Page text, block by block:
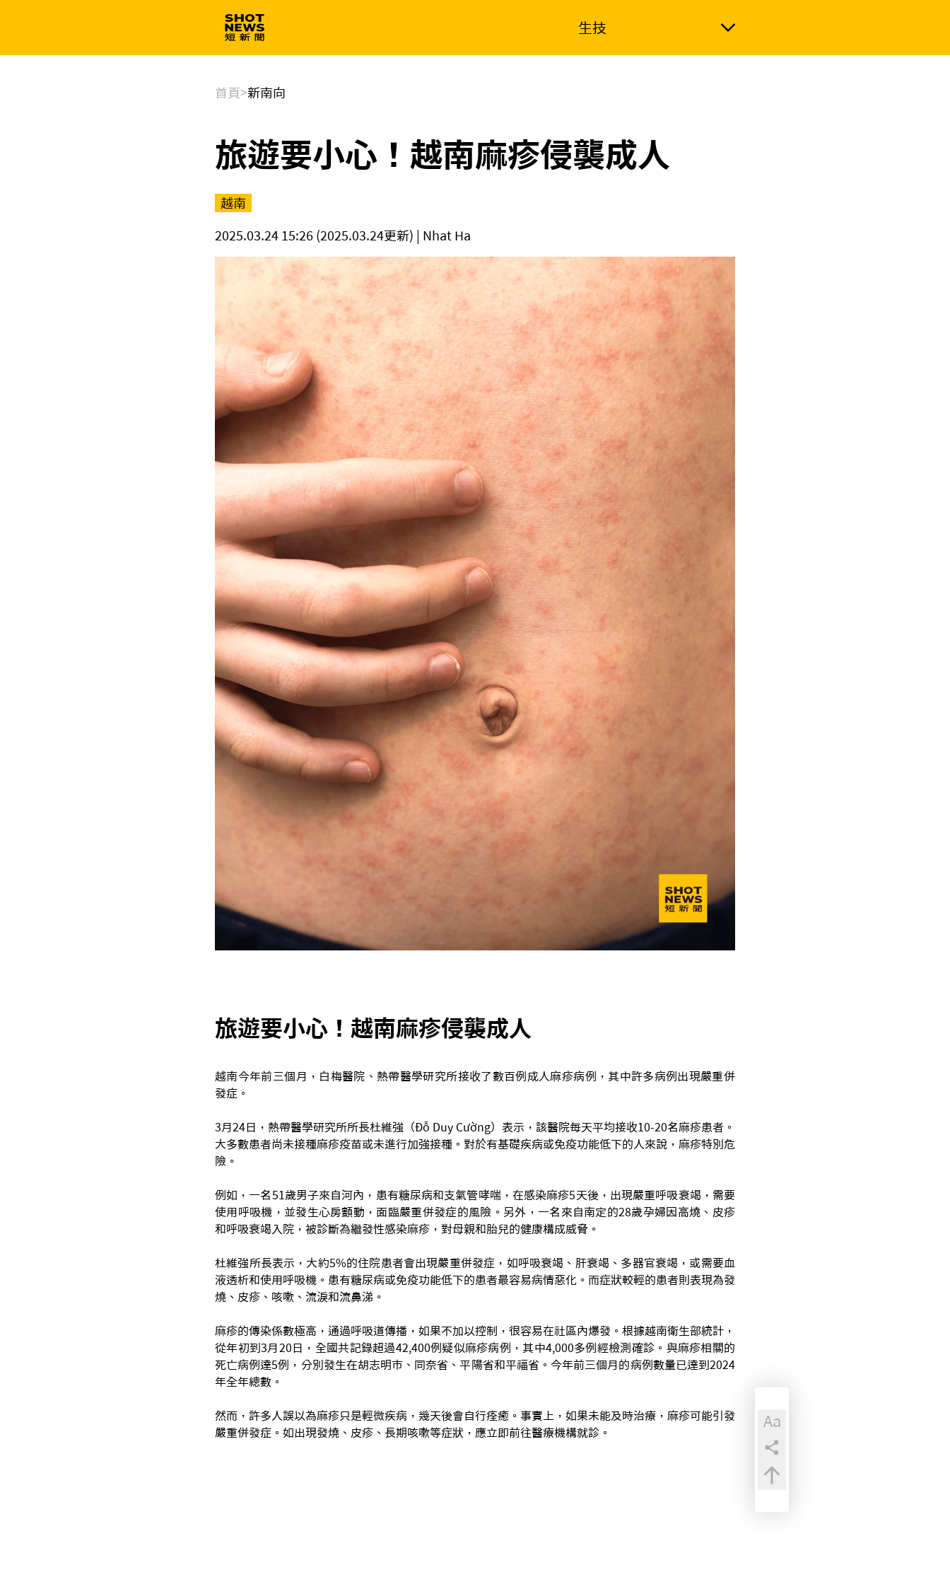
生技
首頁>新南向
旅遊要小心！越南麻疹侵襲成人
越南
2025.03.24 15:26 (2025.03.24更新) | Nhat Ha
旅遊要小心！越南麻疹侵襲成人
越南今年前三個月，白梅醫院、熱帶醫學研究所接收了數百例成人麻疹病例，其中許多病例出現嚴重併
發症。
3月24日，熱帶醫學研究所所長杜維強（Đỗ Duy Cường）表示，該醫院每天平均接收10-20名麻疹患者。
大多數患者尚未接種麻疹疫苗或未進行加強接種。對於有基礎疾病或免疫功能低下的人來說，麻疹特別危
險。
例如，一名51歲男子來自河內，患有糖尿病和支氣管哮喘，在感染麻疹5天後，出現嚴重呼吸衰竭，需要
使用呼吸機，並發生心房顫動，面臨嚴重併發症的風險。另外，一名來自南定的28歲孕婦因高燒、皮疹
和呼吸衰竭入院，被診斷為繼發性感染麻疹，對母親和胎兒的健康構成威脅。
杜維強所長表示，大約5%的住院患者會出現嚴重併發症，如呼吸衰竭、肝衰竭、多器官衰竭，或需要血
液透析和使用呼吸機。患有糖尿病或免疫功能低下的患者最容易病情惡化。而症狀較輕的患者則表現為發
燒、皮疹、咳嗽、流淚和流鼻涕。
麻疹的傳染係數極高，通過呼吸道傳播，如果不加以控制，很容易在社區內爆發。根據越南衛生部統計，
從年初到3月20日，全國共記錄超過42,400例疑似麻疹病例，其中4,000多例經檢測確診。與麻疹相關的
死亡病例達5例，分別發生在胡志明市、同奈省、平陽省和平福省。今年前三個月的病例數量已達到2024
年全年總數。
然而，許多人誤以為麻疹只是輕微疾病，幾天後會自行痊癒。事實上，如果未能及時治療，麻疹可能引發
嚴重併發症。如出現發燒、皮疹、長期咳嗽等症狀，應立即前往醫療機構就診。
Aa